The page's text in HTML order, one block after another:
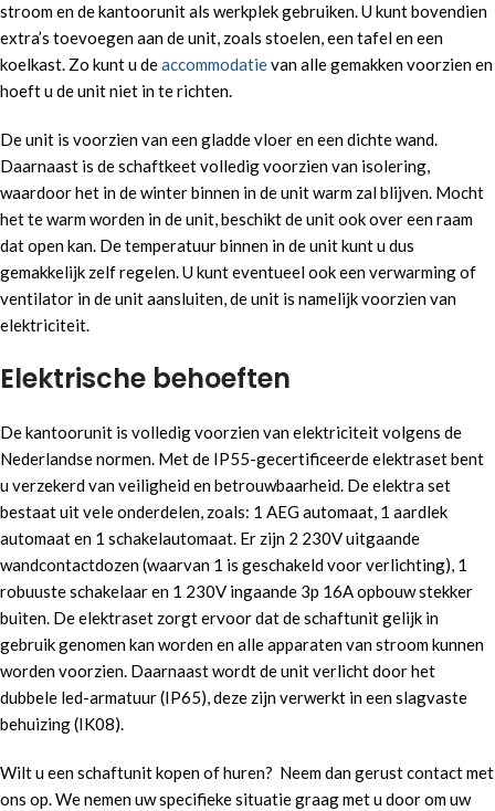
stroom en de kantoorunit als werkplek gebruiken. U kunt bovendien
extra’s toevoegen aan de unit, zoals stoelen, een tafel en een
koelkast. Zo kunt u deaccommodatievan alle gemakken voorzien en
hoeft u de unit niet in te richten.
De unit is voorzien van een gladde vloer en een dichte wand.
Daarnaast is de schaftkeet volledig voorzien van isolering,
waardoor het in de winter binnen in de unit warm zal blijven. Mocht
het te warm worden in de unit, beschikt de unit ook over een raam
dat open kan. De temperatuur binnen in de unit kunt u dus
gemakkelijk zelf regelen. U kunt eventueel ook een verwarming of
ventilator in de unit aansluiten, de unit is namelijk voorzien van
elektriciteit.
Elektrische behoeften
De kantoorunit is volledig voorzien van elektriciteit volgens de
Nederlandse normen. Met de IP55-gecertificeerde elektraset bent
u verzekerd van veiligheid en betrouwbaarheid. De elektra set
bestaat uit vele onderdelen, zoals: 1 AEG automaat, 1 aardlek
automaat en 1 schakelautomaat. Er zijn 2 230V uitgaande
wandcontactdozen (waarvan 1 is geschakeld voor verlichting), 1
robuuste schakelaar en 1 230V ingaande 3p 16A opbouw stekker
buiten. De elektraset zorgt ervoor dat de schaftunit gelijk in
gebruik genomen kan worden en alle apparaten van stroom kunnen
worden voorzien. Daarnaast wordt de unit verlicht door het
dubbele led-armatuur (IP65), deze zijn verwerkt in een slagvaste
behuizing (IK08).
Wilt u een schaftunit kopen of huren? Neem dan gerust contact met
ons op. We nemen uw specifieke situatie graag met u door om uw